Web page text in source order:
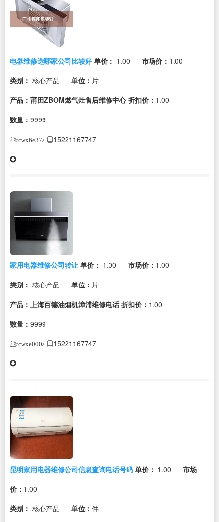
电器维修选哪家公司比较好 单价： 1.00 市场价： 1.00
类别： 核心产品 单位： 片
产品：莆田ZBOM燃气灶售后维修中心 折扣价： 1.00
数量： 9999
tcwx6e37a 15221167747
家用电器维修公司转让 单价： 1.00 市场价： 1.00
类别： 核心产品 单位： 片
产品：上海百德油烟机漳浦维修电话 折扣价： 1.00
数量： 9999
tcwxe000a 15221167747
昆明家用电器维修公司信息查询电话号码 单价： 1.00
市场
价： 1.00
类别： 核心产品 单位： 件